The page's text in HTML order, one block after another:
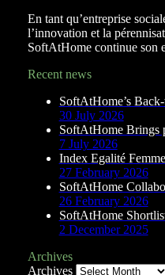
En tant qu’entreprise
l’innovation et la
SoftAtHome continue son
Recent news
SoftAtHome’s
30 July 2026
SoftAtHome Brings
7 July 2026
Index Egalité
27 February 2026
SoftAtHome
26 February 2026
SoftAtHome
2 December 2025
Archives
Archives